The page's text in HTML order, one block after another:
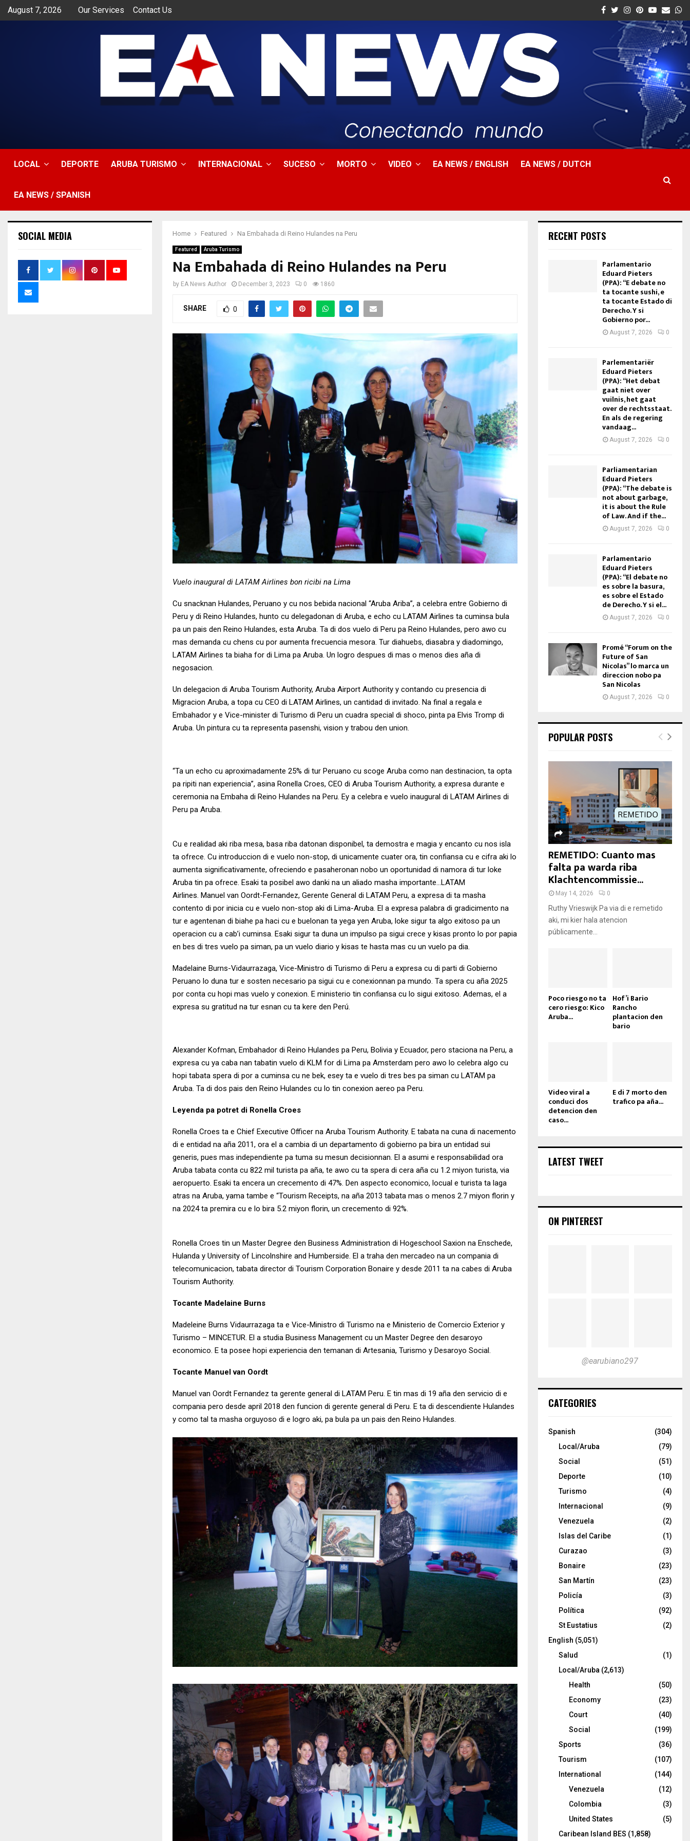
August 7, 2026 Our Services Contact Us Facebook
Twitter
Instagram
Pinterest
Youtube
Email
LOCAL DEPORTE ARUBA TURISMO INTERNACIONAL SUCESO MORTO VIDEO EA NEWS / ENGLISH EA NEWS / DUTCH
EA NEWS / SPANISH
Home Featured Na Embahada di Reino Hulandes na Peru
Featured Aruba Turismo
Na Embahada di Reino Hulandes na Peru
by EA News Author December 3, 2023 0 1860
SHARE 0
Vuelo inaugural di LATAM Airlines bon ricibi na Lima
Cu snacknan Hulandes, Peruano y cu nos bebida nacional “Aruba Ariba”, a celebra entre Gobierno di
Peru y di Reino Hulandes, hunto cu delegadonan di Aruba, e echo cu LATAM Airlines ta cuminsa bula
pa un pais den Reino Hulandes, esta Aruba. Ta di dos vuelo di Peru pa Reino Hulandes, pero awo cu
mas demanda cu chens cu por aumenta frecuencia mesora. Tur diahuebs, diasabra y diadomingo,
LATAM Airlines ta biaha for di Lima pa Aruba. Un logro despues di mas o menos dies aña di
negosacion.
Un delegacion di Aruba Tourism Authority, Aruba Airport Authority y contando cu presencia di
Migracion Aruba, a topa cu CEO di LATAM Airlines, un cantidad di invitado. Na final a regala e
Embahador y e Vice-minister di Turismo di Peru un cuadra special di shoco, pinta pa Elvis Tromp di
Aruba. Un pintura cu ta representa pasenshi, vision y trabou den union.
“Ta un echo cu aproximadamente 25% di tur Peruano cu scoge Aruba como nan destinacion, ta opta
pa ripiti nan experiencia”, asina Ronella Croes, CEO di Aruba Tourism Authority, a expresa durante e
ceremonia na Embaha di Reino Hulandes na Peru. Ey a celebra e vuelo inaugural di LATAM Airlines di
Peru pa Aruba.
Cu e realidad aki riba mesa, basa riba datonan disponibel, ta demostra e magia y encanto cu nos isla
ta ofrece. Cu introduccion di e vuelo non-stop, di unicamente cuater ora, tin confiansa cu e cifra aki lo
aumenta significativamente, ofreciendo e pasaheronan nobo un oportunidad di namora di tur loke
Aruba tin pa ofrece. Esaki ta posibel awo danki na un aliado masha importante…LATAM
Airlines.Manuel van Oordt-Fernandez, Gerente General di LATAM Peru, a expresa di ta masha
contento di por inicia cu e vuelo non-stop aki di Lima-Aruba. El a expresa palabra di gradicimento na
tur e agentenan di biahe pa haci cu e buelonan ta yega yen Aruba, loke sigur ta algo exitoso pa un
operacion cu a cab’i cuminsa. Esaki sigur ta duna un impulso pa sigui crece y kisas pronto lo por papia
en bes di tres vuelo pa siman, pa un vuelo diario y kisas te hasta mas cu un vuelo pa dia.
Madelaine Burns-Vidaurrazaga, Vice-Ministro di Turismo di Peru a expresa cu di parti di Gobierno
Peruano lo duna tur e sosten necesario pa sigui cu e conexionnan pa mundo. Ta spera cu aña 2025
por conta cu hopi mas vuelo y conexion. E ministerio tin confiansa cu lo sigui exitoso. Ademas, el a
expresa su gratitud na tur esnan cu ta kere den Perú.
Alexander Kofman, Embahador di Reino Hulandes pa Peru, Bolivia y Ecuador, pero staciona na Peru, a
expresa cu ya caba nan tabatin vuelo di KLM for di Lima pa Amsterdam pero awo lo celebra algo cu
hopi tabata spera di por a cuminsa cu ne bek, esey ta e vuelo di tres bes pa siman cu LATAM pa
Aruba. Ta di dos pais den Reino Hulandes cu lo tin conexion aereo pa Peru.
Leyenda pa potret di Ronella Croes
Ronella Croes ta e Chief Executive Officer na Aruba Tourism Authority. E tabata na cuna di nacemento
di e entidad na aña 2011, ora el a cambia di un departamento di gobierno pa bira un entidad sui
generis, pues mas independiente pa tuma su mesun decisionnan. El a asumi e responsabilidad ora
Aruba tabata conta cu 822 mil turista pa aña, te awo cu ta spera di cera aña cu 1.2 miyon turista, via
aeropuerto. Esaki ta encera un crecemento di 47%. Den aspecto economico, locual e turista ta laga
atras na Aruba, yama tambe e “Tourism Receipts, na aña 2013 tabata mas o menos 2.7 miyon florin y
na 2024 ta premira cu e lo bira 5.2 miyon florin, un crecemento di 92%.
Ronella Croes tin un Master Degree den Business Administration di Hogeschool Saxion na Enschede,
Hulanda yUniversity of Lincolnshire and Humberside.El a traha den mercadeo na un compania di
telecomunicacion, tabata director di Tourism Corporation Bonaire y desde 2011 ta na cabes di Aruba
Tourism Authority.
Tocante Madelaine Burns
Madeleine Burns Vidaurrazaga ta e Vice-Ministro di Turismo na e Ministerio de Comercio Exterior y
Turismo – MINCETUR. El a studia Business Management cu un Master Degree den desaroyo
economico. E ta posee hopi experiencia den temanan di Artesania, Turismo y Desaroyo Social.
Tocante Manuel van Oordt
Manuel van Oordt Fernandez ta gerente general di LATAM Peru. E tin mas di 19 aña den servicio di e
compania pero desde april 2018 den funcion di gerente general di Peru. E ta di descendiente Hulandes
y como tal ta masha orguyoso di e logro aki, pa bula pa un pais den Reino Hulandes.
SOCIAL MEDIA RECENT POSTS
Parlamentario
Eduard Pieters
(PPA): “E debate no
ta tocante sushi, e
ta tocante Estado di
Derecho. Y si
Gobierno por...
August 7, 2026 0
Parlementariër
Eduard Pieters
(PPA): “Het debat
gaat niet over
vuilnis, het gaat
over de rechtsstaat.
En als de regering
vandaag...
August 7, 2026 0
Parliamentarian
Eduard Pieters
(PPA): “The debate is
not about garbage,
it is about the Rule
of Law. And if the...
August 7, 2026 0
Parlamentario
Eduard Pieters
(PPA): “El debate no
es sobre la basura,
es sobre el Estado
de Derecho. Y si el...
August 7, 2026 0
Promé “Forum on the
Future of San
Nicolas” lo marca un
direccion nobo pa
San Nicolas
August 7, 2026 0
POPULAR POSTS
REMETIDO: Cuanto mas
falta pa warda riba
Klachtencommissie...
May 14, 2026 0
Ruthy Vrieswijk Pa via di e remetido
aki, mi kier hala atencion
públicamente...
Poco riesgo no ta
cero riesgo: Kico
Aruba...
Hof’i Bario
Rancho
plantacion den
bario
Video viral a
conduci dos
detencion den
caso...
E di 7 morto den
trafico pa aña...
LATEST TWEET
ON PINTEREST
@earubiano297
CATEGORIES
Spanish
(304)
Local/Aruba
(79)
Social
(51)
Deporte
(10)
Turismo
(4)
Internacional
(9)
Venezuela
(2)
Islas del Caribe
(1)
Curazao
(3)
Bonaire
(23)
San Martín
(23)
Policía
(3)
Política
(92)
St Eustatius
(2)
English (5,051)
Salud
(1)
Local/Aruba (2,613)
Health
(50)
Economy
(23)
Court
(40)
Social
(199)
Sports
(36)
Tourism
(107)
International
(144)
Venezuela
(12)
Colombia
(3)
United States
(5)
Caribean Island BES (1,858)